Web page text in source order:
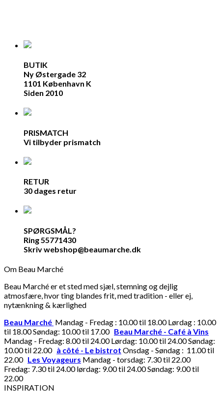
BUTIK
Ny Østergade 32
1101 København K
Siden 2010
PRISMATCH
Vi tilbyder prismatch
RETUR
30 dages retur
SPØRGSMÅL?
Ring 55771430
Skriv webshop@beaumarche.dk
Om Beau Marché
Beau Marché er et sted med sjæl, stemning og dejlig
atmosfære, hvor ting blandes frit, med tradition - eller ej,
nytænkning & kærlighed
Beau Marché Mandag - Fredag : 10.00 til 18.00 Lørdag : 10.00
til 18.00 Søndag: 10.00 til 17.00 Beau Marché - Café à Vins
Mandag - Fredag: 8.00 til 24.00 Lørdag: 10.00 til 24.00 Søndag:
10.00 til 22.00 à côté - Le bistrot Onsdag - Søndag : 11.00 til
22.00 Les Voyageurs Mandag - torsdag: 7.30 til 22.00
Fredag: 7.30 til 24.00 lørdag: 9.00 til 24.00 Søndag: 9.00 til
22.00
INSPIRATION